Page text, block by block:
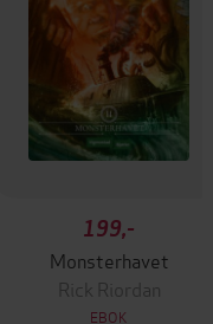
199,-
Monsterhavet
Rick Riordan
EBOK